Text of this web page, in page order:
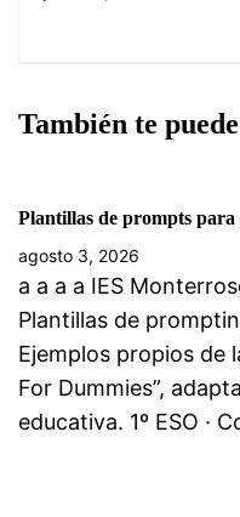
También te
Plantillas de prompts para
agosto 3, 2026
a a a a IES
Plantillas de
Ejemplos propios de
For Dummies”,
educativa. 1º ESO ·